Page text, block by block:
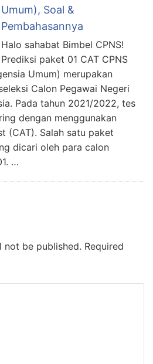
Umum), Soal &
Pembahasannya
Halo sahabat Bimbel CPNS!
Prediksi paket 01 CAT CPNS
Umum) merupakan
Calon Pegawai Negeri
Pada tahun 2021/2022, tes
dengan menggunakan
(CAT). Salah satu paket
dicari oleh para calon
…
not be published. Required